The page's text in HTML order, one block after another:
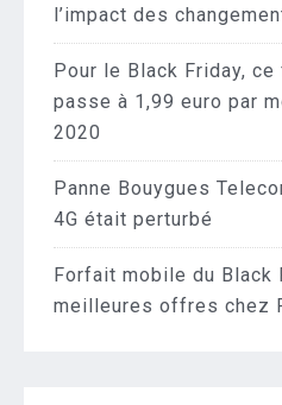
l’impact des
Pour le Black Friday,
passe à 1,99 euro par
2020
Panne Bouygues
4G était perturbé
Forfait mobile du Black
meilleures offres chez